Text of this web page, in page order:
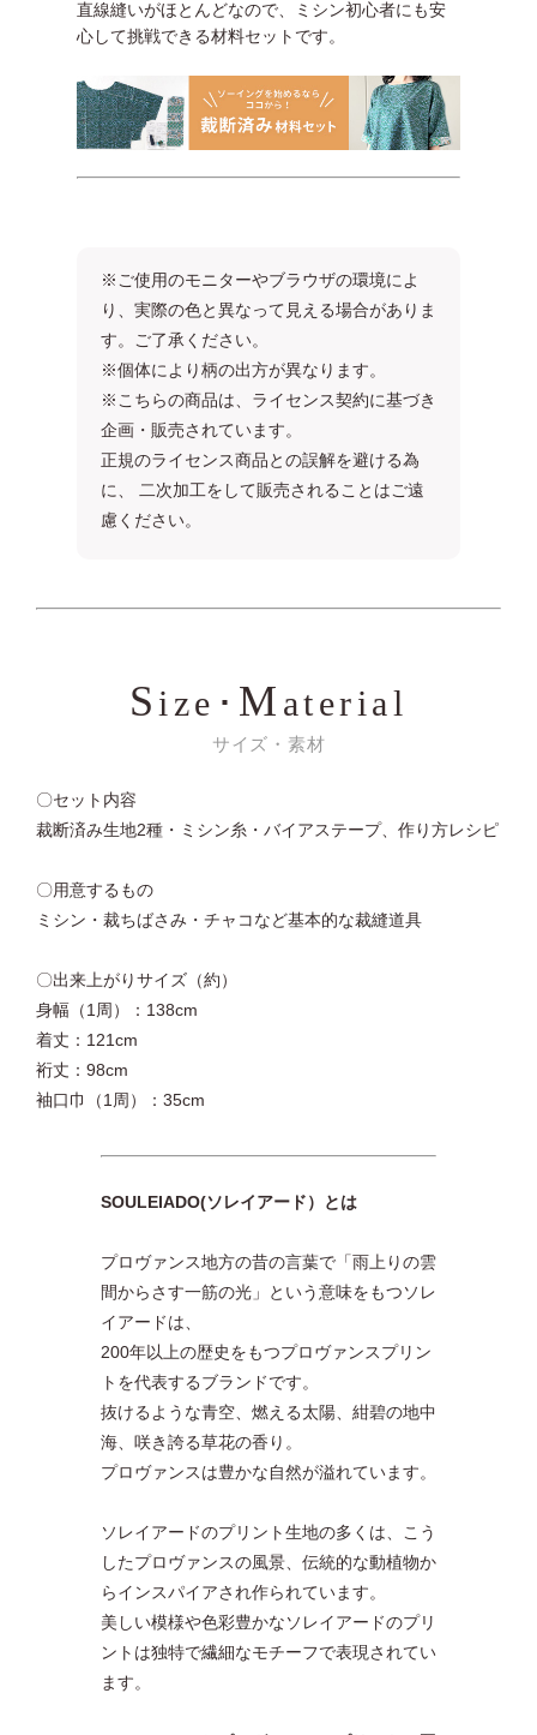
直線縫いがほとんどなので、ミシン初心者にも安
心して挑戦できる材料セットです。
※ご使用のモニターやブラウザの環境によ
り、実際の色と異なって見える場合がありま
す。ご了承ください。
※個体により柄の出方が異なります。
※こちらの商品は、ライセンス契約に基づき
企画・販売されています。
正規のライセンス商品との誤解を避ける為
に、 二次加工をして販売されることはご遠
慮ください。
S ize･ M aterial
サイズ・素材
〇セット内容
裁断済み生地2種・ミシン糸・バイアステープ、作り方レシピ
〇用意するもの
ミシン・裁ちばさみ・チャコなど基本的な裁縫道具
〇出来上がりサイズ（約）
身幅（1周）：138cm
着丈：121cm
裄丈：98cm
袖口巾（1周）：35cm
SOULEIADO(ソレイアード）とは
プロヴァンス地方の昔の言葉で「雨上りの雲
間からさす一筋の光」という意味をもつソレ
イアードは、
200年以上の歴史をもつプロヴァンスプリン
トを代表するブランドです。
抜けるような青空、燃える太陽、紺碧の地中
海、咲き誇る草花の香り。
プロヴァンスは豊かな自然が溢れています。
ソレイアードのプリント生地の多くは、こう
したプロヴァンスの風景、伝統的な動植物か
らインスパイアされ作られています。
美しい模様や色彩豊かなソレイアードのプリ
ントは独特で繊細なモチーフで表現されてい
ます。